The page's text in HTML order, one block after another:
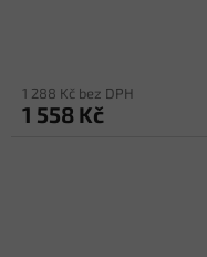
1 288 Kč bez DPH
1 558 Kč